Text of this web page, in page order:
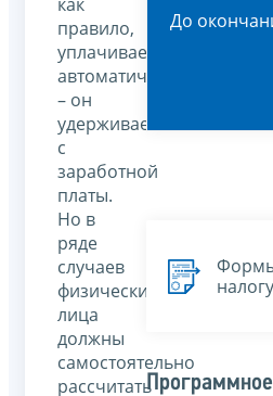
правило,
уплачивается
автоматически
– он
удерживается
с
заработной
платы.
Но в
ряде
случаев
физические
лица
должны
самостоятельно
рассчитать
До